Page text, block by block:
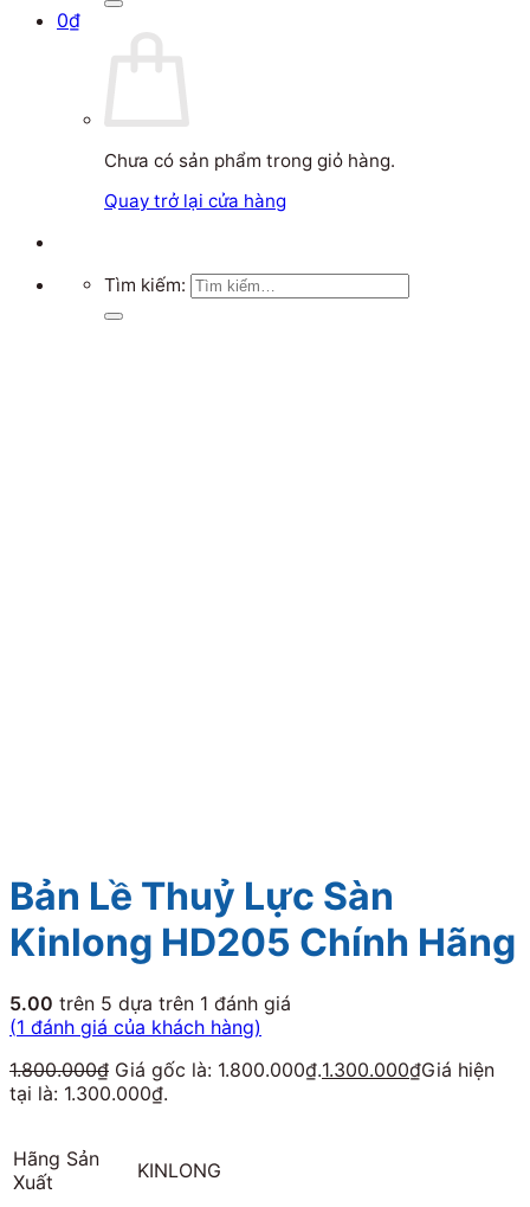
0₫
Chưa có sản phẩm trong giỏ hàng.
Quay trở lại cửa hàng
Tìm kiếm:
Bản Lề Thuỷ Lực Sàn
Kinlong HD205 Chính Hãng
5.00 trên 5 dựa trên 1 đánh giá
(1 đánh giá của khách hàng)
1.800.000₫ Giá gốc là: 1.800.000₫.1.300.000₫Giá hiện
tại là: 1.300.000₫.
Hãng Sản
Xuất
KINLONG